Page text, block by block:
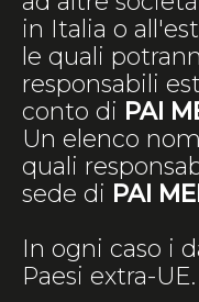
in Italia o
le quali
responsabili
conto di PAI
Un elenco
quali
sede di PAI
In ogni caso i
Paesi extra-UE.